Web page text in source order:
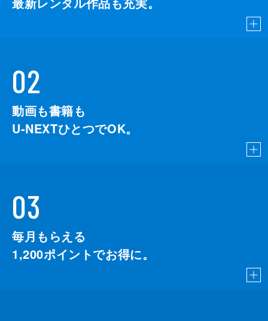
02
動画も書籍も
U-NEXTひとつでOK。
03
毎月もらえる
1,200ポイントでお得に。